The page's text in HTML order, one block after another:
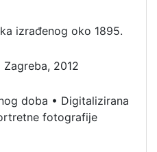
izrađenog oko 1895.
2012
doba • Digitalizirana
fotografije